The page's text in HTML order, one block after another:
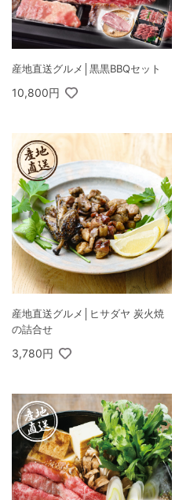
産地直送グルメ│黒黒BBQセット
10,800円
産地直送グルメ│ヒサダヤ 炭火焼
の詰合せ
3,780円